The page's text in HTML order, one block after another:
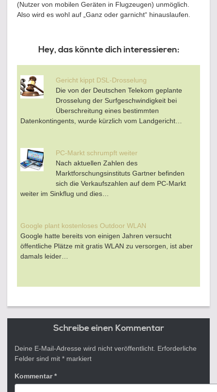
(Nutzer von mobilen Geräten in Flugzeugen) unmöglich.
Also wird es wohl auf „Ganz oder garnicht“ hinauslaufen.
Hey, das könnte dich interessieren:
Gericht kippt DSL-Drosselung
Die von der Deutschen Telekom geplante
Drosselung der Surfgeschwindigkeit bei
Überschreitung eines bestimmten
Datenkontingents, wurde kürzlich vom Landgericht…
PC-Markt schrumpft weiter
Nach aktuellen Zahlen des
Marktforschungsinstituts Gartner befinden
sich die Verkaufszahlen auf dem PC-Markt
weiter im Sinkflug und dies…
Google plant kostenloses Outdoor WLAN
Google hatte bereits von einigen Jahren versucht
öffentliche Plätze mit gratis WLAN zu versorgen, ist aber
damals leider…
Schreibe einen Kommentar
Deine E-Mail-Adresse wird nicht veröffentlicht. Erforderliche
Felder sind mit * markiert
Kommentar*